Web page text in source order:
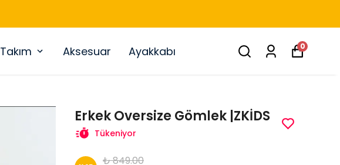
Takım Aksesuar Ayakkabı 0
Erkek Oversize Gömlek |ZKİDS
Tükeniyor
₺ 849.00